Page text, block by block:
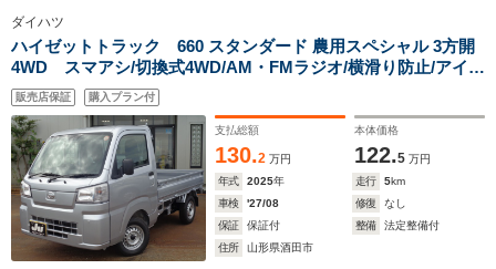
ダイハツ
ハイゼットトラック 660 スタンダード 農用スペシャル 3方開
4WD スマアシ/切換式4WD/AM・FMラジオ/横滑り防止/アイド
リングストップ/LED荷台作業灯/ラバーマット/荷台マット/5MT/
届出済未使用車
販売店保証 購入プラン付
支払総額
130.2 万円
本体価格
122.5 万円
年式
2025年 走行 5km
車検
'27/08 修復
なし
保証
保証付 整備
法定整備付
住所
山形県酒田市